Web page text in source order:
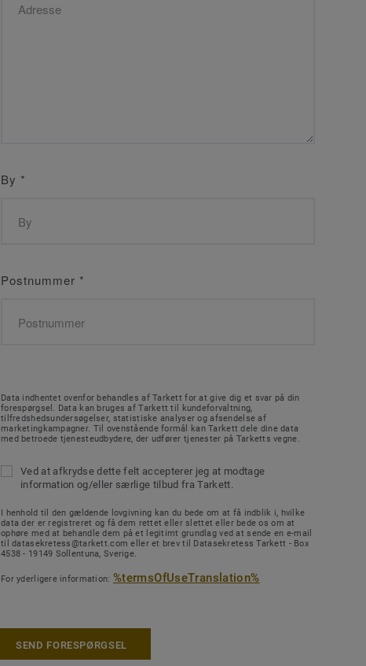
By *
Postnummer *
Data indhentet ovenfor behandles af Tarkett for at give dig et svar på din
forespørgsel. Data kan bruges af Tarkett til kundeforvaltning,
tilfredshedsundersøgelser, statistiske analyser og afsendelse af
marketingkampagner. Til ovenstående formål kan Tarkett dele dine data
med betroede tjenesteudbydere, der udfører tjenester på Tarketts vegne.
Ved at afkrydse dette felt accepterer jeg at modtage
information og/eller særlige tilbud fra Tarkett.
I henhold til den gældende lovgivning kan du bede om at få indblik i, hvilke
data der er registreret og få dem rettet eller slettet eller bede os om at
ophøre med at behandle dem på et legitimt grundlag ved at sende en e-mail
til datasekretess@tarkett.com eller et brev til Datasekretess Tarkett - Box
4538 - 19149 Sollentuna, Sverige.
For yderligere information: %termsOfUseTranslation%
SEND FORESPØRGSEL